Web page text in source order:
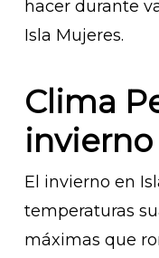
hacer durante
Isla Mujeres.
Clima
invierno
El invierno en
temperaturas
máximas que